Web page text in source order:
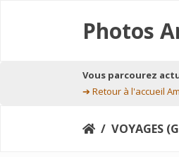
Photos
Vous parcourez
➔ Retour à l'accueil
VOYAGES